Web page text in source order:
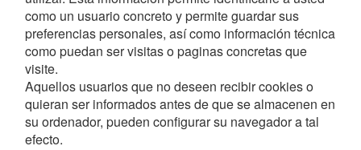
como un usuario concreto y permite guardar sus
preferencias personales, así como información técnica
como puedan ser visitas o paginas concretas que
visite.
Aquellos usuarios que no deseen recibir cookies o
quieran ser informados antes de que se almacenen en
su ordenador, pueden configurar su navegador a tal
efecto.